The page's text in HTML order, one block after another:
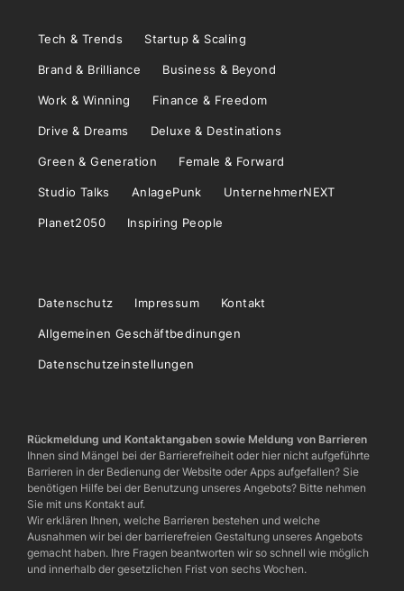
Tech & Trends Startup & Scaling
Brand & Brilliance Business & Beyond
Work & Winning Finance & Freedom
Drive & Dreams Deluxe & Destinations
Green & Generation Female & Forward
Studio Talks AnlagePunk UnternehmerNEXT
Planet2050 Inspiring People
Datenschutz Impressum Kontakt
Allgemeinen Geschäftbedinungen
Datenschutzeinstellungen
Rückmeldung und Kontaktangaben sowie Meldung von Barrieren
Ihnen sind Mängel bei der Barrierefreiheit oder hier nicht aufgeführte
Barrieren in der Bedienung der Website oder Apps aufgefallen? Sie
benötigen Hilfe bei der Benutzung unseres Angebots? Bitte nehmen
Sie mit uns Kontakt auf.
Wir erklären Ihnen, welche Barrieren bestehen und welche
Ausnahmen wir bei der barrierefreien Gestaltung unseres Angebots
gemacht haben. Ihre Fragen beantworten wir so schnell wie möglich
und innerhalb der gesetzlichen Frist von sechs Wochen.